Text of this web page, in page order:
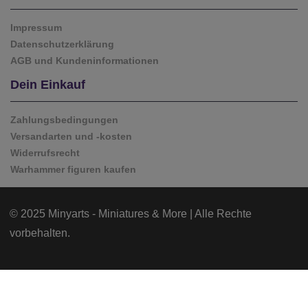
Impressum
Datenschutzerklärung
AGB und Kundeninformationen
Dein Einkauf
Zahlungsbedingungen
Versandarten und -kosten
Widerrufsrecht
Warhammer figuren kaufen
© 2025 Minyarts - Miniatures & More | Alle Rechte
vorbehalten.